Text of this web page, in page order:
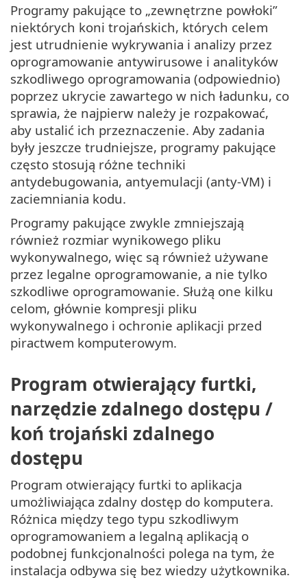
Programy pakujące to „zewnętrzne powłoki”
niektórych koni trojańskich, których celem
jest utrudnienie wykrywania i analizy przez
oprogramowanie antywirusowe i analityków
szkodliwego oprogramowania (odpowiednio)
poprzez ukrycie zawartego w nich ładunku, co
sprawia, że najpierw należy je rozpakować,
aby ustalić ich przeznaczenie. Aby zadania
były jeszcze trudniejsze, programy pakujące
często stosują różne techniki
antydebugowania, antyemulacji (anty-VM) i
zaciemniania kodu.
Programy pakujące zwykle zmniejszają
również rozmiar wynikowego pliku
wykonywalnego, więc są również używane
przez legalne oprogramowanie, a nie tylko
szkodliwe oprogramowanie. Służą one kilku
celom, głównie kompresji pliku
wykonywalnego i ochronie aplikacji przed
piractwem komputerowym.
Program otwierający furtki,
narzędzie zdalnego dostępu /
koń trojański zdalnego
dostępu
Program otwierający furtki to aplikacja
umożliwiająca zdalny dostęp do komputera.
Różnica między tego typu szkodliwym
oprogramowaniem a legalną aplikacją o
podobnej funkcjonalności polega na tym, że
instalacja odbywa się bez wiedzy użytkownika.